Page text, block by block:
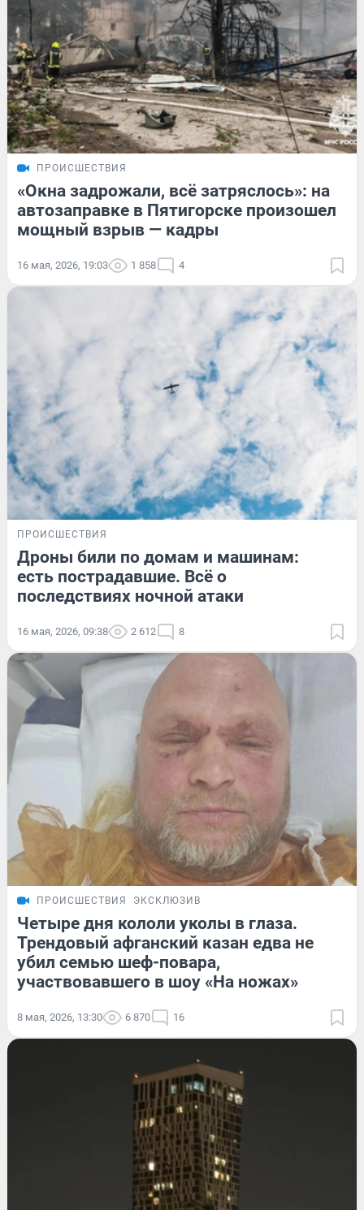
ПРОИСШЕСТВИЯ
«Окна задрожали, всё затряслось»: на
автозаправке в Пятигорске произошел
мощный взрыв — кадры
16 мая, 2026, 19:03 1 858 4
ПРОИСШЕСТВИЯ
Дроны били по домам и машинам:
есть пострадавшие. Всё о
последствиях ночной атаки
16 мая, 2026, 09:38 2 612 8
ПРОИСШЕСТВИЯ ЭКСКЛЮЗИВ
Четыре дня кололи уколы в глаза.
Трендовый афганский казан едва не
убил семью шеф-повара,
участвовавшего в шоу «На ножах»
8 мая, 2026, 13:30 6 870 16